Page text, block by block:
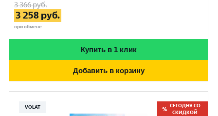
3 366руб.
3 258 руб.
при обмене
Купить в 1 клик
Добавить в корзину
VOLAT
СЕГОДНЯ СО
СКИДКОЙ